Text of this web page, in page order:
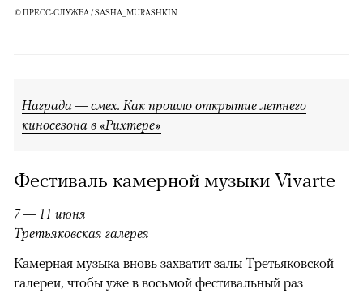
© ПРЕСС-СЛУЖБА / SASHA_MURASHKIN
Награда — смех. Как прошло открытие летнего
киносезона в «Рихтере»
Фестиваль камерной музыки Vivarte
7 — 11 июня
Третьяковская галерея
Камерная музыка вновь захватит залы Третьяковской
галереи, чтобы уже в восьмой фестивальный раз